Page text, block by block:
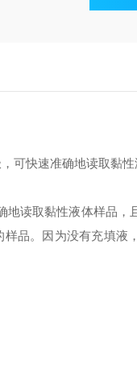
可快速准确地读取黏
读取黏性液体样品，
品。因为没有充填液